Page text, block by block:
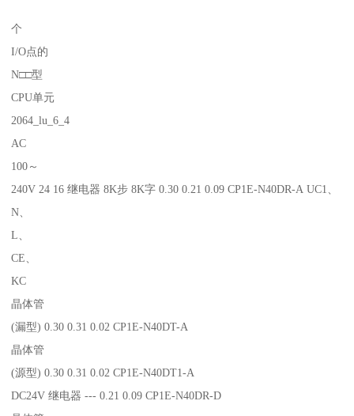
个
I/O点的
N□□型
CPU单元
2064_lu_6_4
AC
100～
240V 24 16 继电器 8K步 8K字 0.30 0.21 0.09 CP1E-N40DR-A UC1、
N、
L、
CE、
KC
晶体管
(漏型) 0.30 0.31 0.02 CP1E-N40DT-A
晶体管
(源型) 0.30 0.31 0.02 CP1E-N40DT1-A
DC24V 继电器 --- 0.21 0.09 CP1E-N40DR-D